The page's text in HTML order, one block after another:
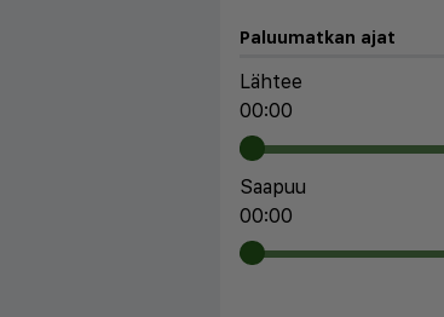
Paluumatkan ajat
Lähtee
00:00
Saapuu
00:00